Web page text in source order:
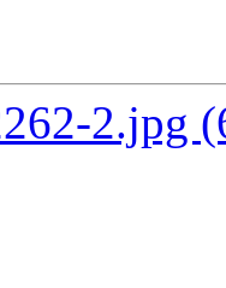
2.jpg